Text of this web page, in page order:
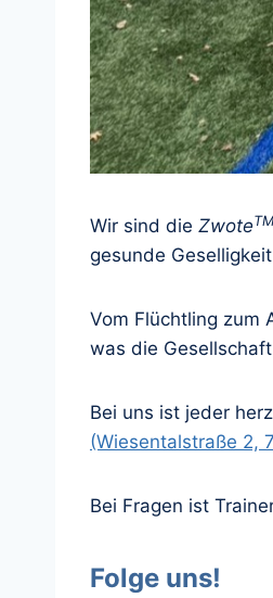
Wir sind die ZwoteTM
gesunde
Vom Flüchtling zum
was die
Bei uns ist jeder
(Wiesentalstraße 2,
Bei Fragen ist
Folge uns!